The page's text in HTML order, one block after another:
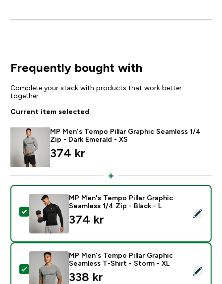
Frequently bought with
Complete your stack with products that work better
together
Current item selected
MP Men's Tempo Pillar Graphic Seamless 1/4
Zip - Dark Emerald - XS
374 kr‎
Select this product - MP Men's Tempo Pillar Graphic
MP Men's Tempo Pillar Graphic
Seamless 1/4 Zip - Black - L
374 kr‎
Select this product - MP Men's Tempo Pillar Graphic
MP Men's Tempo Pillar Graphic
Seamless T-Shirt - Storm - XL
338 kr‎